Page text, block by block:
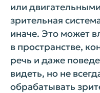
или
зрительная
иначе. Это может
в пространстве,
речь и даже
видеть, но не
обрабатывать